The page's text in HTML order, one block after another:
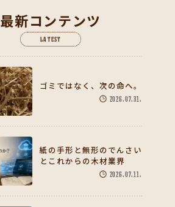
最新コンテンツ
LATEST
ゴミではなく、次の命へ。
2026.07.31.
紙の手形と無形のでんさい
とこれからの木材業界
2026.07.11.